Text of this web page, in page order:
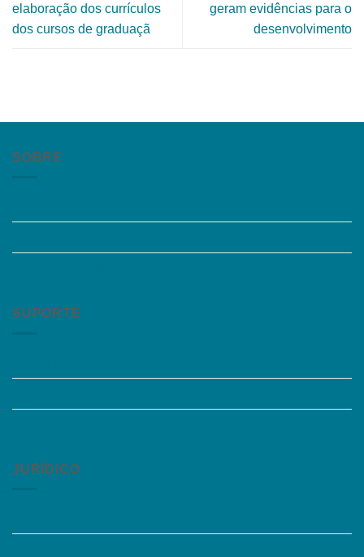
elaboração dos currículos
dos cursos de graduaçã
geram evidências para o
desenvolvimento
SOBRE
SUPORTE
JURÍDICO